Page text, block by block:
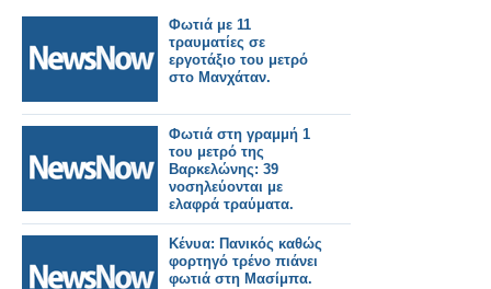
Φωτιά με 11
τραυματίες σε
εργοτάξιο του μετρό
στο Μανχάταν.
Φωτιά στη γραμμή 1
του μετρό της
Βαρκελώνης: 39
νοσηλεύονται με
ελαφρά τραύματα.
Κένυα: Πανικός καθώς
φορτηγό τρένο πιάνει
φωτιά στη Μασίμπα.